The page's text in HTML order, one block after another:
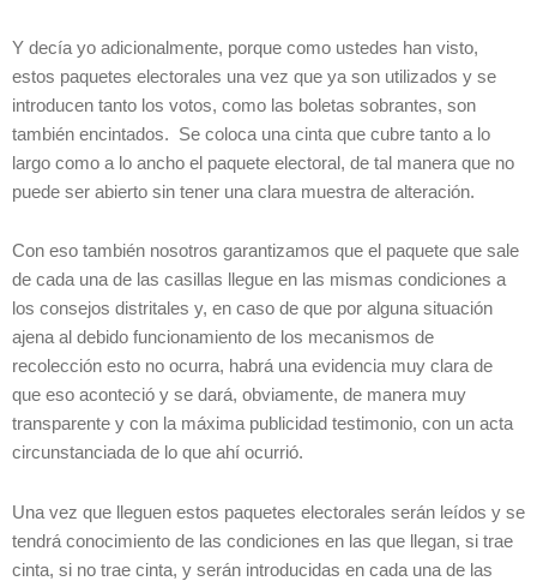
Y decía yo adicionalmente, porque como ustedes han visto,
estos paquetes electorales una vez que ya son utilizados y se
introducen tanto los votos, como las boletas sobrantes, son
también encintados. Se coloca una cinta que cubre tanto a lo
largo como a lo ancho el paquete electoral, de tal manera que no
puede ser abierto sin tener una clara muestra de alteración.
Con eso también nosotros garantizamos que el paquete que sale
de cada una de las casillas llegue en las mismas condiciones a
los consejos distritales y, en caso de que por alguna situación
ajena al debido funcionamiento de los mecanismos de
recolección esto no ocurra, habrá una evidencia muy clara de
que eso aconteció y se dará, obviamente, de manera muy
transparente y con la máxima publicidad testimonio, con un acta
circunstanciada de lo que ahí ocurrió.
Una vez que lleguen estos paquetes electorales serán leídos y se
tendrá conocimiento de las condiciones en las que llegan, si trae
cinta, si no trae cinta, y serán introducidas en cada una de las